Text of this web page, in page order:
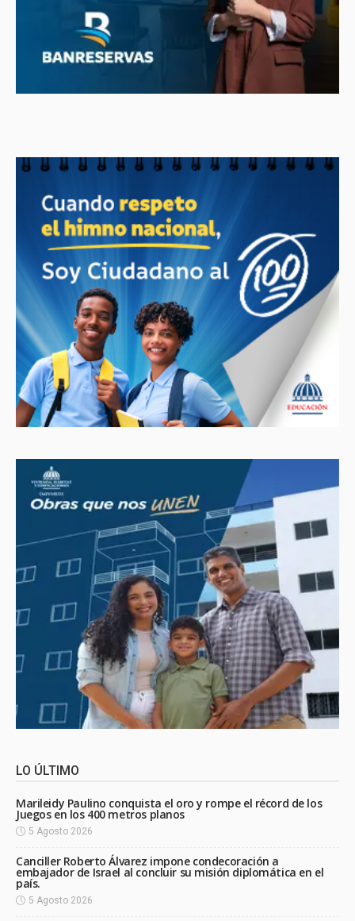
LO ÚLTIMO
Marileidy Paulino conquista el oro y rompe el récord de los
Juegos en los 400 metros planos
5 Agosto 2026
Canciller Roberto Álvarez impone condecoración a
embajador de Israel al concluir su misión diplomática en el
país.
5 Agosto 2026